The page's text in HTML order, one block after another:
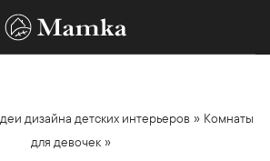
дизайна детских интерьеров » Комнаты
для девочек »